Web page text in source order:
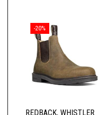
-20%
REDBACK, WHISTLER